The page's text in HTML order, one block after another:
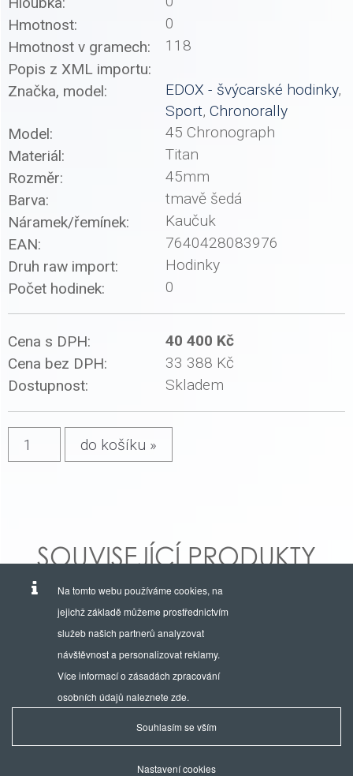
Hmotnost:
0
Hmotnost v gramech:
118
Popis z XML importu:
Značka, model:
EDOX - švýcarské hodinky,
Sport, Chronorally
Model:
45 Chronograph
Materiál:
Titan
Rozměr:
45mm
Barva:
tmavě šedá
Náramek/řemínek:
Kaučuk
EAN:
7640428083976
Druh raw import:
Hodinky
Počet hodinek:
0
Cena s DPH:
40 400 Kč
Cena bez DPH:
33 388 Kč
Dostupnost:
Skladem
SOUVISEJÍCÍ PRODUKTY
Na tomto webu používáme cookies, na
jejichž základě můžeme prostřednictvím
služeb našich partnerů analyzovat
návštěvnost a personalizovat reklamy.
Více informací o zásadách zpracování
osobních údajů naleznete zde.
Souhlasím se vším
Nastavení cookies